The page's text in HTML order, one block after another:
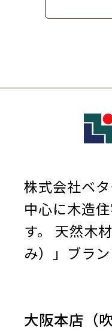
株式会社ベ
中心に木造
す。
天然木
み）」ブラ
大阪本店（吹